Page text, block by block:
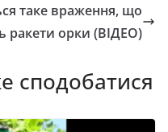
таке враження, що
ракети орки (ВІДЕО)
сподобатися